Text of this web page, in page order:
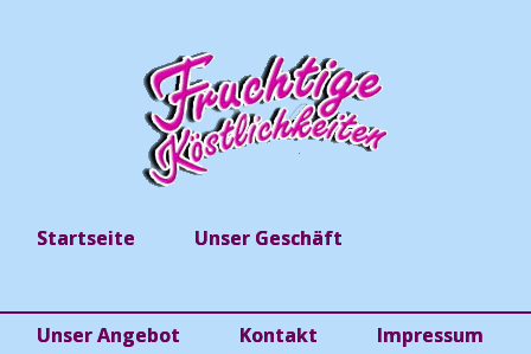
Startseite Unser Geschäft
Unser Angebot Kontakt Impressum